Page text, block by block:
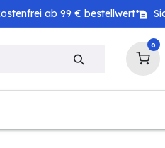
ab 99 € bestellwert*
0